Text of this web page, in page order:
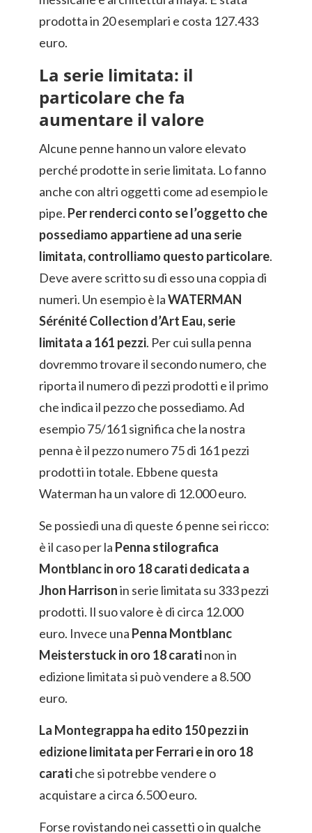
prodotta in 20 esemplari e costa 127.433
euro.
La serie limitata: il
particolare che fa
aumentare il valore
Alcune penne hanno un valore elevato
perché prodotte in serie limitata. Lo fanno
anche con altri oggetti come ad esempio le
pipe. Per renderci conto se l’oggetto che
possediamo appartiene ad una serie
limitata, controlliamo questo particolare.
Deve avere scritto su di esso una coppia di
numeri. Un esempio è laWATERMAN
Sérénité Collection d’Art Eau, serie
limitata a 161 pezzi. Per cui sulla penna
dovremmo trovare il secondo numero, che
riporta il numero di pezzi prodotti e il primo
che indica il pezzo che possediamo. Ad
esempio 75/161 significa che la nostra
penna è il pezzo numero 75 di 161 pezzi
prodotti in totale. Ebbene questa
Waterman ha un valore di 12.000 euro.
Se possiedi una di queste 6 penne sei ricco:
è il caso per la Penna stilografica
Montblanc in oro 18 carati dedicata a
Jhon Harrisonin serie limitata su 333 pezzi
prodotti. Il suo valore è di circa 12.000
euro. Invece una Penna Montblanc
Meisterstuck in oro 18 caratinon in
edizione limitata si può vendere a 8.500
euro.
La Montegrappa ha edito 150 pezzi in
edizione limitata per Ferrari e in oro 18
caratiche si potrebbe vendere o
acquistare a circa 6.500 euro.
Forse rovistando nei cassetti o in qualche